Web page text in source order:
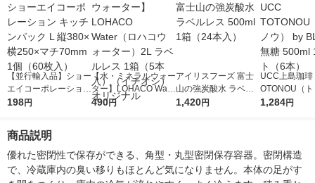
【並行輸入品】ショー
エイコーポレーション
キッチンパック L 縦3
198円
【水・ミネラルウォー
ター】LOHACO Wate
r（ロハコウォータ
490円
アイリスフーズ 富士
山の強炭酸水 ラベル
レス 500ml 1箱（24
1,420円
UCC上島珈琲
OTONOU（
ウ） by
1,284円
商品説明
優れた密閉性で保存ができる、角型・丸型密閉保存容器。密閉構造
で、冷蔵庫内の臭い移りもほとんど気になりません。本体の足がす